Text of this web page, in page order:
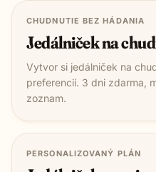
CHUDNUTIE BEZ HÁDANIA
Jedálniček na
Vytvor si jedálniček na
preferencií. 3 dni zdarma,
zoznam.
PERSONALIZOVANÝ PLÁN